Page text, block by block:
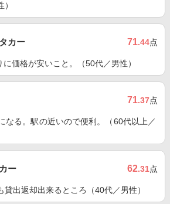
カー 71.44点
価格が安いこと。（50代／男性）
71.37点
なる。駅の近いので便利。（60代以上／
ー 62.31点
出返却出来るところ（40代／男性）